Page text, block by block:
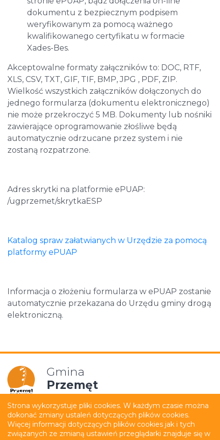
dokumentu z bezpiecznym podpisem
weryfikowanym za pomocą ważnego
kwalifikowanego certyfikatu w formacie
Xades-Bes.
Akceptowalne formaty załączników to: DOC, RTF,
XLS, CSV, TXT, GIF, TIF, BMP, JPG , PDF, ZIP.
Wielkość wszystkich załączników dołączonych do
jednego formularza (dokumentu elektronicznego)
nie może przekroczyć 5 MB. Dokumenty lub nośniki
zawierające oprogramowanie złośliwe będą
automatycznie odrzucane przez system i nie
zostaną rozpatrzone.
Adres skrytki na platformie ePUAP:
/ugprzemet/skrytkaESP
Katalog spraw załatwianych w Urzędzie za pomocą
platformy ePUAP
Informacja o złożeniu formularza w ePUAP zostanie
automatycznie przekazana do Urzędu gminy drogą
elektroniczną.
Gmina
Przemęt
Mapa strony
Polityka prywatności
Deklaracja dostępności
Film z tłumaczeniem PJM
Strona wykorzystuje pliki cookies. W każdym czasie można
dokonać zmiany ustaleń dotyczących plików cookies.
Więcej informacji dotyczących plików cookies jak i tych
związanych ze zmianą ustawień przeglądarki znajduje się w